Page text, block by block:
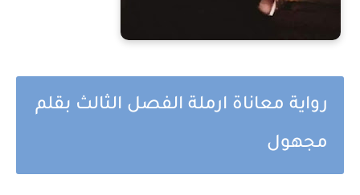
رواية معاناة ارملة الفصل الثالث بقلم
مجهول